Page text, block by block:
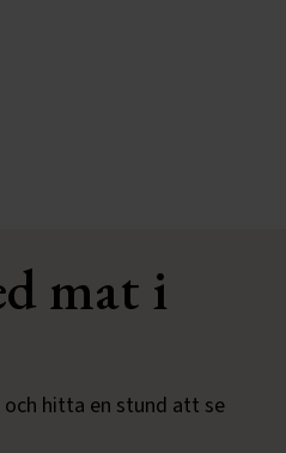
mat i
och hitta en stund att se